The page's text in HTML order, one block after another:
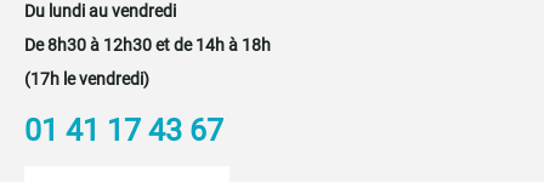
Du lundi au vendredi
De 8h30 à 12h30 et de 14h à 18h
(17h le vendredi)
01 41 17 43 67